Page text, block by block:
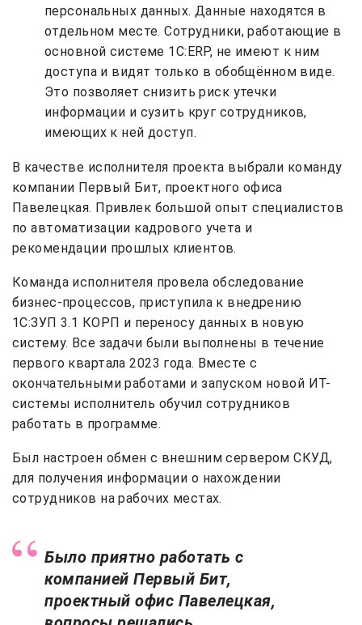
персональных данных. Данные находятся в
отдельном месте. Сотрудники, работающие в
основной системе 1С:ERP, не имеют к ним
доступа и видят только в обобщённом виде.
Это позволяет снизить риск утечки
информации и сузить круг сотрудников,
имеющих к ней доступ.
В качестве исполнителя проекта выбрали команду
компании Первый Бит, проектного офиса
Павелецкая. Привлек большой опыт специалистов
по автоматизации кадрового учета и
рекомендации прошлых клиентов.
Команда исполнителя провела обследование
бизнес-процессов, приступила к внедрению
1С:ЗУП 3.1 КОРП и переносу данных в новую
систему. Все задачи были выполнены в течение
первого квартала 2023 года. Вместе с
окончательными работами и запуском новой ИТ-
системы исполнитель обучил сотрудников
работать в программе.
Был настроен обмен с внешним сервером СКУД,
для получения информации о нахождении
сотрудников на рабочих местах.
Было приятно работать с
компанией Первый Бит,
проектный офис Павелецкая,